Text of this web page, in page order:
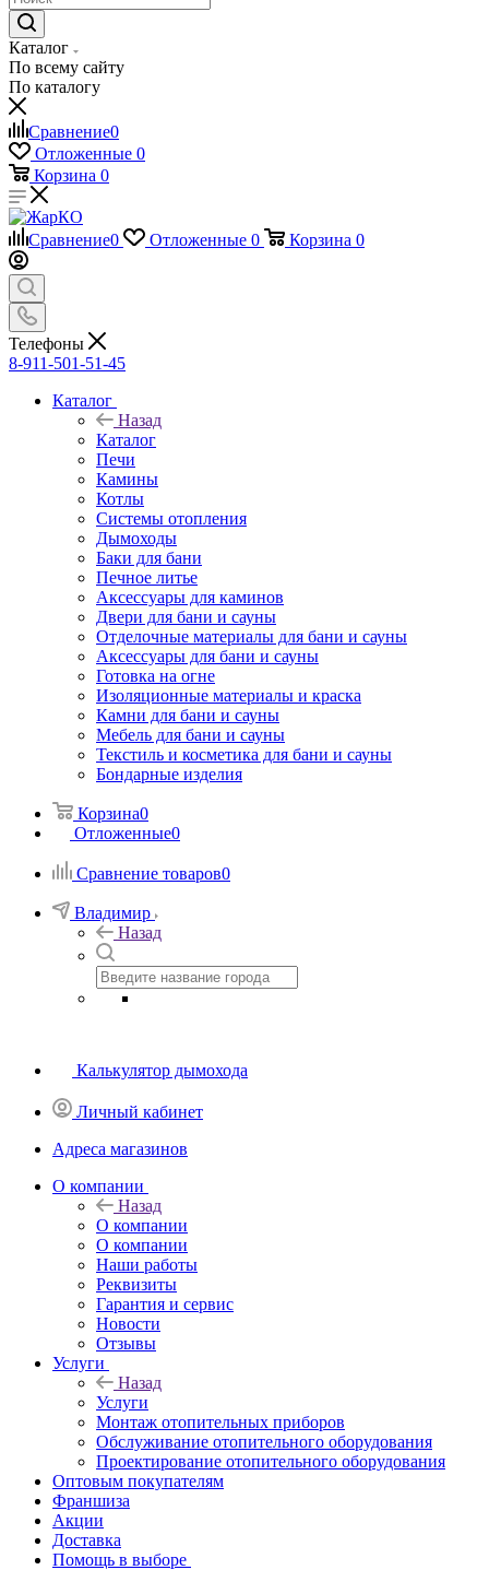
Каталог
По всему сайту
По каталогу
Сравнение0
Отложенные 0
Корзина 0
Сравнение0 Отложенные 0 Корзина 0
Телефоны
8-911-501-51-45
Каталог
Назад
Каталог
Печи
Камины
Котлы
Системы отопления
Дымоходы
Баки для бани
Печное литье
Аксессуары для каминов
Двери для бани и сауны
Отделочные материалы для бани и сауны
Аксессуары для бани и сауны
Готовка на огне
Изоляционные материалы и краска
Камни для бани и сауны
Мебель для бани и сауны
Текстиль и косметика для бани и сауны
Бондарные изделия
Корзина0
Отложенные0
Сравнение товаров0
Владимир
Назад
Калькулятор дымохода
Личный кабинет
Адреса магазинов
O компании
Назад
O компании
О компании
Наши работы
Реквизиты
Гарантия и сервис
Новости
Отзывы
Услуги
Назад
Услуги
Монтаж отопительных приборов
Обслуживание отопительного оборудования
Проектирование отопительного оборудования
Оптовым покупателям
Франшиза
Акции
Доставка
Помощь в выборе